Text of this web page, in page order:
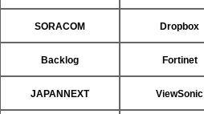
SORACOM Dropbox
Backlog Fortinet
JAPANNEXT ViewSonic